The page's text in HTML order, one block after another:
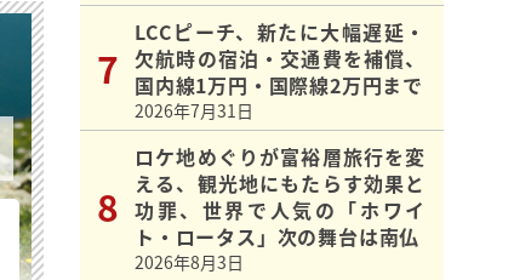
LCCピーチ、新たに大幅遅延・
欠航時の宿泊・交通費を補償、
国内線1万円・国際線2万円まで
2026年7月31日
ロケ地めぐりが富裕層旅行を変
える、観光地にもたらす効果と
功罪、世界で人気の「ホワイ
ト・ロータス」次の舞台は南仏
2026年8月3日